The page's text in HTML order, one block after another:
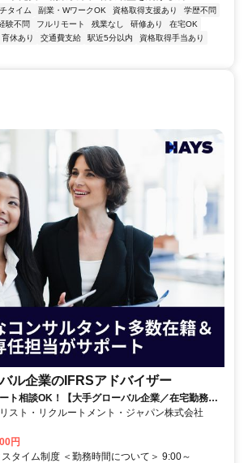
タイム 副業・WワークOK 資格取得支援あり
学歴不問
験不問 フルリモート 残業なし 研修あり
在宅OK
育休あり 交通費支給 駅近5分以内
資格取得手当あり
ル企業のIFRSアドバイザー
ト相談OK！【大手グローバル企業／在宅勤務メ
IFRSアドバイザー
スト・リクルートメント・ジャパン株式会社
円
タイム制度 ＜勤務時間について＞ 9:00～